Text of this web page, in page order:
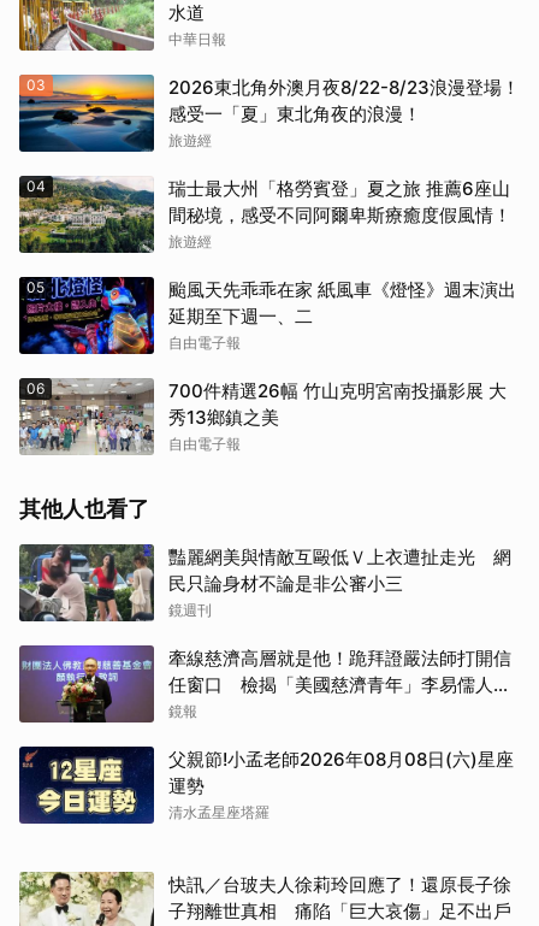
水道
中華日報
03
2026東北角外澳月夜8/22-8/23浪漫登場！
感受一「夏」東北角夜的浪漫！
旅遊經
04
瑞士最大州「格勞賓登」夏之旅 推薦6座山
間秘境，感受不同阿爾卑斯療癒度假風情！
旅遊經
05
颱風天先乖乖在家 紙風車《燈怪》週末演出
延期至下週一、二
自由電子報
06
700件精選26幅 竹山克明宮南投攝影展 大
秀13鄉鎮之美
自由電子報
其他人也看了
豔麗網美與情敵互毆低Ｖ上衣遭扯走光 網
民只論身材不論是非公審小三
鏡週刊
牽線慈濟高層就是他！跪拜證嚴法師打開信
任窗口 檢揭「美國慈濟青年」李易儒人脈
網絡
鏡報
父親節!小孟老師2026年08月08日(六)星座
運勢
清水孟星座塔羅
快訊／台玻夫人徐莉玲回應了！還原長子徐
子翔離世真相 痛陷「巨大哀傷」足不出戶